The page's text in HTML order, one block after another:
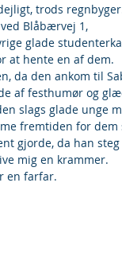
trods
Blåbærvej 1,
glade
at hente en af dem.
da den ankom til
af festhumør og
slags glade unge
fremtiden for dem
gjorde, da han
mig en krammer.
en farfar.